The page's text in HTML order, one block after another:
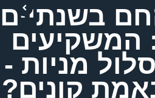
בשנתיים
המשקיעים
מניות -
קונים?